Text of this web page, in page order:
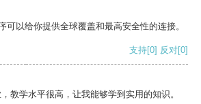
可以给你提供全球覆盖和最高安全性的连接。
支持[0] 反对[0]
教学水平很高，让我能够学到实用的知识。